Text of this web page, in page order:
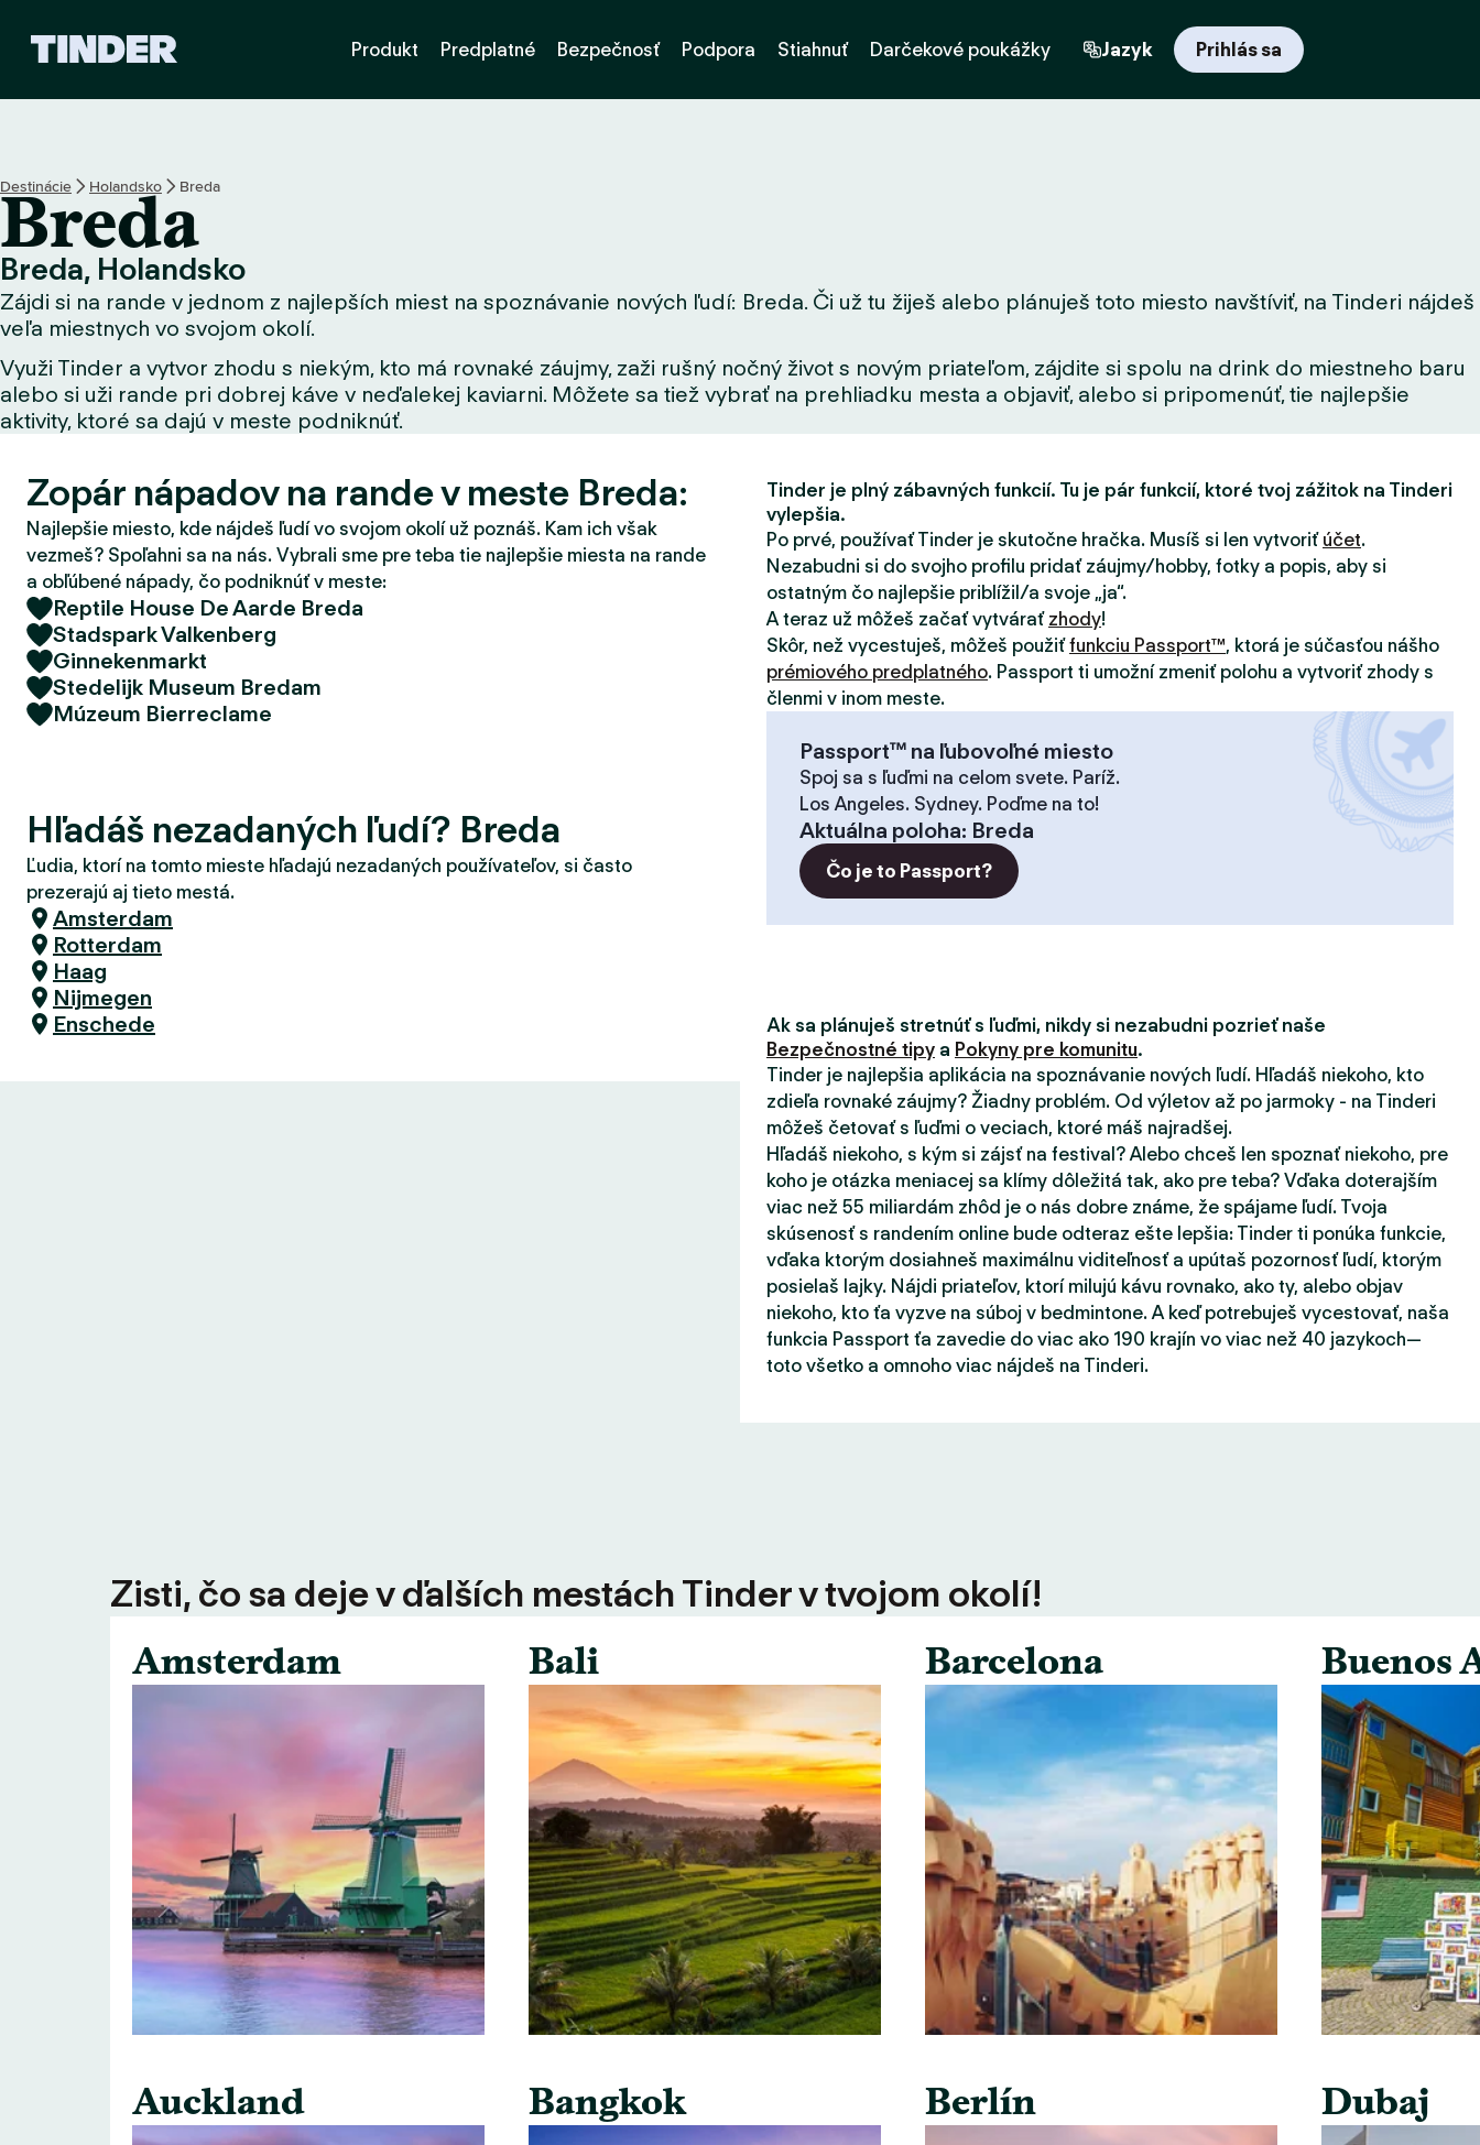
k
á
o
b
r
a
z
v
k
a
T
n
d
e
r
Produkt Predplatné Bezpečnosť Podpora Stiahnuť Darčekové poukážky Jazyk Prihlás sa
Destinácie Holandsko Breda
Breda
Breda, Holandsko
Zájdi si na rande v jednom z najlepších miest na spoznávanie nových ľudí: Breda. Či už tu žiješ alebo plánuješ toto miesto navštíviť, na Tinderi nájdeš
veľa miestnych vo svojom okolí.
Využi Tinder a vytvor zhodu s niekým, kto má rovnaké záujmy, zaži rušný nočný život s novým priateľom, zájdite si spolu na drink do miestneho baru
alebo si uži rande pri dobrej káve v neďalekej kaviarni. Môžete sa tiež vybrať na prehliadku mesta a objaviť, alebo si pripomenúť, tie najlepšie
aktivity, ktoré sa dajú v meste podniknúť.
Zopár nápadov na rande v meste Breda:
Najlepšie miesto, kde nájdeš ľudí vo svojom okolí už poznáš. Kam ich však
vezmeš? Spoľahni sa na nás. Vybrali sme pre teba tie najlepšie miesta na rande
a obľúbené nápady, čo podniknúť v meste:
Reptile House De Aarde Breda
Stadspark Valkenberg
Ginnekenmarkt
Stedelijk Museum Bredam
Múzeum Bierreclame
Hľadáš nezadaných ľudí? Breda
Ľudia, ktorí na tomto mieste hľadajú nezadaných používateľov, si často
prezerajú aj tieto mestá.
Amsterdam
Rotterdam
Haag
Nijmegen
Enschede
Tinder je plný zábavných funkcií. Tu je pár funkcií, ktoré tvoj zážitok na Tinderi
vylepšia.
Po prvé, používať Tinder je skutočne hračka. Musíš si len vytvoriť účet.
Nezabudni si do svojho profilu pridať záujmy/hobby, fotky a popis, aby si
ostatným čo najlepšie priblížil/a svoje „ja“.
A teraz už môžeš začať vytvárať zhody!
Skôr, než vycestuješ, môžeš použiťfunkciu Passport™, ktorá je súčasťou nášho
prémiového predplatného. Passport ti umožní zmeniť polohu a vytvoriť zhody s
členmi v inom meste.
Passport™ na ľubovoľné miesto
Spoj sa s ľuďmi na celom svete. Paríž.
Los Angeles. Sydney. Poďme na to!
Aktuálna poloha: Breda
Čo je to Passport?
Ak sa plánuješ stretnúť s ľuďmi, nikdy si nezabudni pozrieť naše
Bezpečnostné tipy a Pokyny pre komunitu.
Tinder je najlepšia aplikácia na spoznávanie nových ľudí. Hľadáš niekoho, kto
zdieľa rovnaké záujmy? Žiadny problém. Od výletov až po jarmoky - na Tinderi
môžeš četovať s ľuďmi o veciach, ktoré máš najradšej.
Hľadáš niekoho, s kým si zájsť na festival? Alebo chceš len spoznať niekoho, pre
koho je otázka meniacej sa klímy dôležitá tak, ako pre teba? Vďaka doterajším
viac než 55 miliardám zhôd je o nás dobre známe, že spájame ľudí. Tvoja
skúsenosť s randením online bude odteraz ešte lepšia: Tinder ti ponúka funkcie,
vďaka ktorým dosiahneš maximálnu viditeľnosť a upútaš pozornosť ľudí, ktorým
posielaš lajky. Nájdi priateľov, ktorí milujú kávu rovnako, ako ty, alebo objav
niekoho, kto ťa vyzve na súboj v bedmintone. A keď potrebuješ vycestovať, naša
funkcia Passport ťa zavedie do viac ako 190 krajín vo viac než 40 jazykoch—
toto všetko a omnoho viac nájdeš na Tinderi.
Zisti, čo sa deje v ďalších mestách Tinder v tvojom okolí!
Amsterdam
Auckland
Bali
Bangkok
Barcelona
Berlín
Buenos
Dubaj